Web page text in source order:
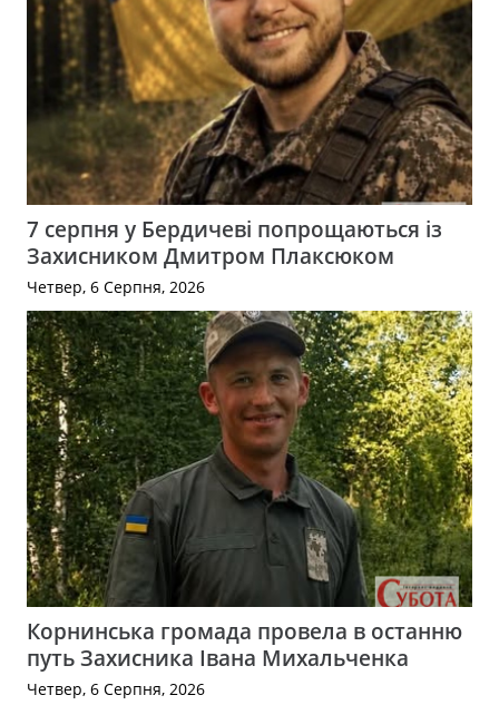
7 серпня у Бердичеві попрощаються із
Захисником Дмитром Плаксюком
Четвер, 6 Серпня, 2026
Корнинська громада провела в останню
путь Захисника Івана Михальченка
Четвер, 6 Серпня, 2026